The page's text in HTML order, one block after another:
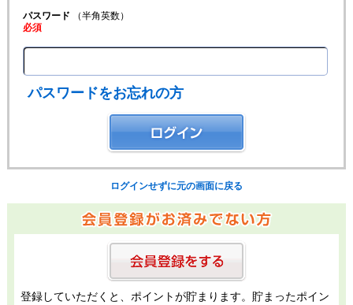
パスワード （半角英数）
必須
パスワードをお忘れの方
ログインせずに元の画面に戻る
登録していただくと、ポイントが貯まります。貯まったポイン